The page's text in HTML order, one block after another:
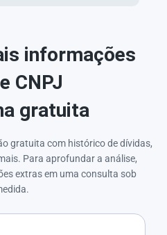
informações
CNPJ
gratuita
gratuita com histórico de dívidas,
Para aprofundar a análise,
extras em uma consulta sob